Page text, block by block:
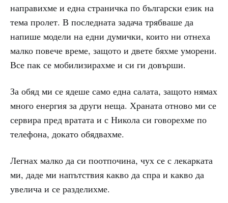
направихме и една страничка по български език на
тема пролет. В последната задача трябваше да
напише модели на едни думички, които ни отнеха
малко повече време, защото и двете бяхме уморени.
Все пак се мобилизирахме и си ги довърши.
За обяд ми се ядеше само една салата, защото нямах
много енергия за други неща. Храната отново ми се
сервира пред вратата и с Никола си говорехме по
телефона, докато обядвахме.
Легнах малко да си поотпочина, чух се с лекарката
ми, даде ми напътствия какво да спра и какво да
увелича и се разделихме.